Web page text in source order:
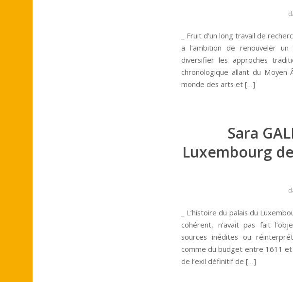
_ Fruit d’un long travail de
a l’ambition de renouveler
diversifier les approches
chronologique allant du Moyen
monde des arts et […]
Sara
Luxembourg
_ L’histoire du palais du
cohérent, n’avait pas fait
sources inédites ou
comme du budget entre 1611
de l’exil définitif de […]